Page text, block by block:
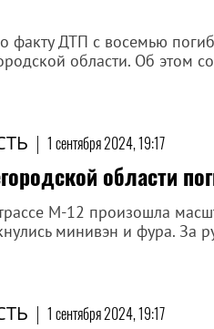
факту ДТП с восемью
области. Об этом
| 1 сентября 2024, 19:17
области
М-12 произошла
минивэн и фура. За
| 1 сентября 2024, 19:17